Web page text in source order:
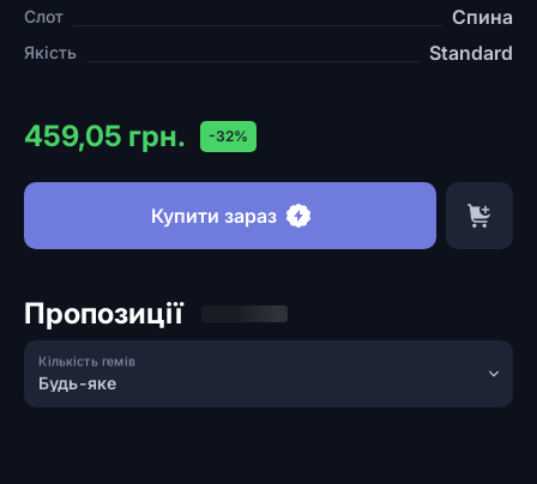
Слот Спина
Якість Standard
459,05 грн. -32%
Купити зараз
Пропозиції
Будь-яке
Кількість гемів